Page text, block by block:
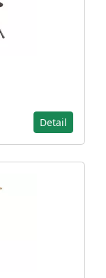
Detail